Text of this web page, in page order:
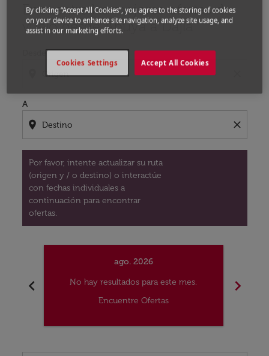
Encuentre las mejores ofertas de
vuelo desde Abuya a Dajla
A
location_on close
Por favor, intente actualizar su ruta
(origen y / o destino) o interactúe
con fechas individuales a
continuación para encontrar
ofertas.
Por favor, intente actualizar su ruta (origen y / o
chevron_left
ago. 2026
No hay resultados para este mes.
Encuentre Ofertas
chevron_right
By clicking “Accept All Cookies”, you agree to the storing of cookies
on your device to enhance site navigation, analyze site usage, and
assist in our marketing efforts.
Accept All Cookies
Cookies Settings